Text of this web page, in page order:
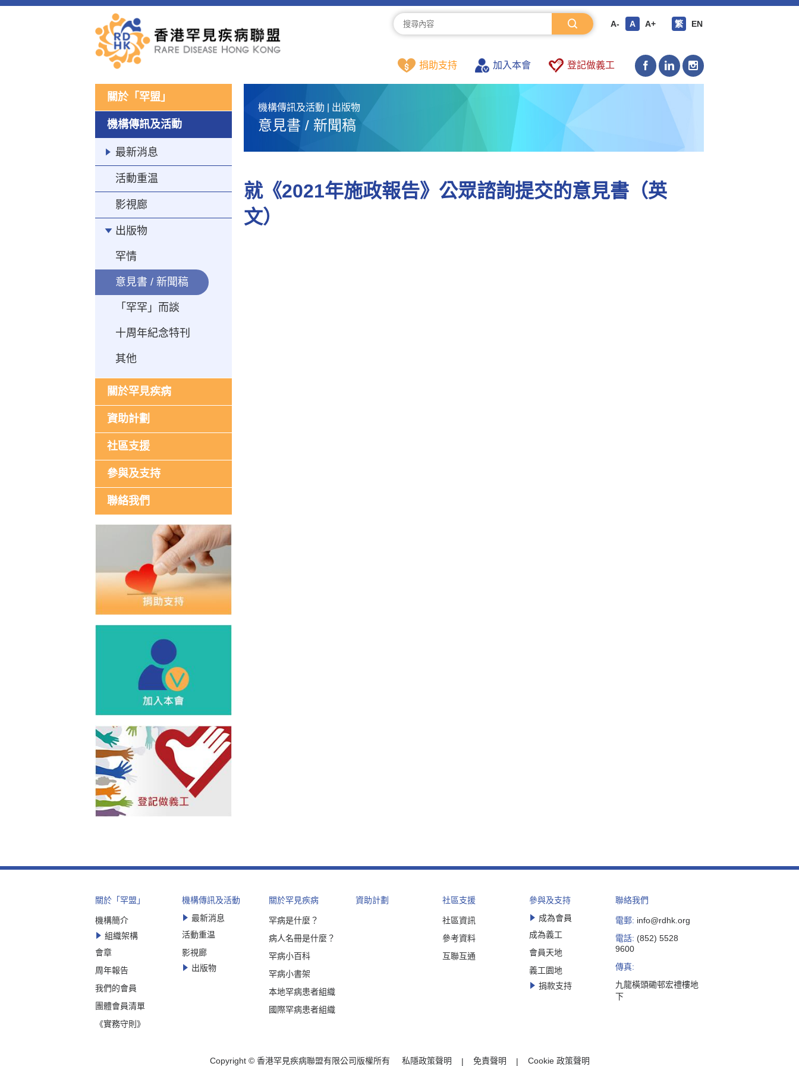
A- A A+ 繁 EN
捐助支持 加入本會 登記做義工
關於「罕盟」
機構傳訊及活動
最新消息
活動重温
影視廊
出版物
罕情
意見書 / 新聞稿
「罕罕」而談
十周年紀念特刊
其他
關於罕見疾病
資助計劃
社區支援
參與及支持
聯絡我們
機構傳訊及活動 | 出版物
意見書 / 新聞稿
就《2021年施政報告》公眾諮詢提交的意見書（英
文）
關於「罕盟」
機構簡介
組織架構
會章
周年報告
我們的會員
團體會員清單
《實務守則》
機構傳訊及活動
最新消息
活動重温
影視廊
出版物
關於罕見疾病
罕病是什麼？
病人名冊是什麼？
罕病小百科
罕病小書架
本地罕病患者組織
國際罕病患者組織
資助計劃 社區支援
社區資訊
參考資料
互聯互通
參與及支持
成為會員
成為義工
會員天地
義工園地
捐款支持
聯絡我們
電郵: info@rdhk.org
電話: (852) 5528
9600
傳真:
九龍橫頭磡邨宏禮樓地
下
Copyright © 香港罕見疾病聯盟有限公司版權所有 私隱政策聲明 免責聲明 Cookie 政策聲明